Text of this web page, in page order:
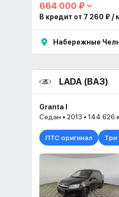
664 000 ₽
В кредит от 7 260 ₽ /
Набережные
LADA (ВАЗ)
Granta I
Седан • 2013 • 144 626
ПТС оригинал Три